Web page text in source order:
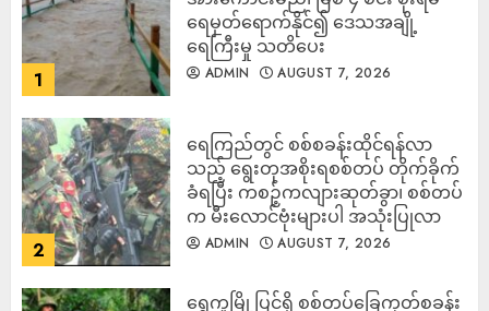
1
ရေမှတ်ရောက်နိုင်၍ ဒေသအချို့
ရေကြီးမှု သတိပေး
ADMIN AUGUST 7, 2026
2
ရေကြည်တွင် စစ်စခန်းထိုင်ရန်လာ
သည့် ရွေးတုအစိုးရစစ်တပ် တိုက်ခိုက်
ခံရပြီး ကစဉ့်ကလျားဆုတ်ခွာ၊ စစ်တပ်
က မီးလောင်ဗုံးများပါ အသုံးပြုလာ
ADMIN AUGUST 7, 2026
‎ရွှေကူမြို့ပြင်ရှိ စစ်တပ်ခြေကုတ်စခန်း